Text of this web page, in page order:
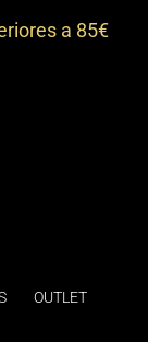
a 85€
OUTLET